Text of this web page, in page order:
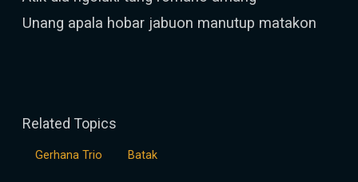
Unang apala hobar jabuon manutup matakon
Related Topics
Gerhana Trio Batak